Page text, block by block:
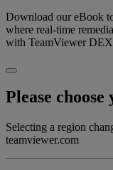
Download our eBook
where real-time
with TeamViewer
Please
Selecting a region
teamviewer.com